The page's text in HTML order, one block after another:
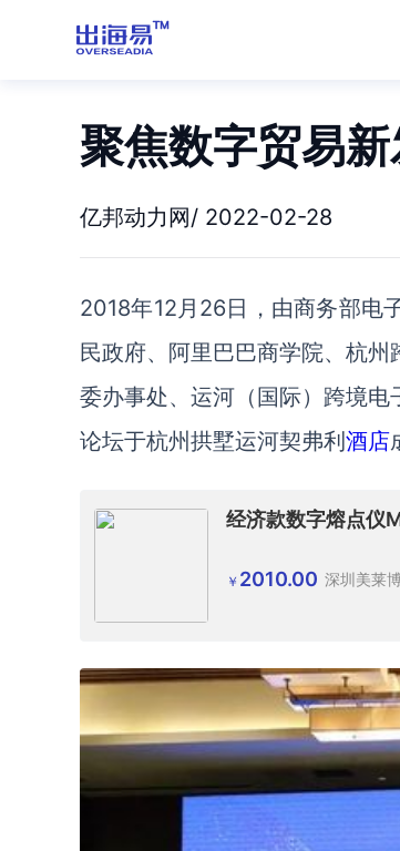
聚焦数字贸易
亿邦动力网/ 2022-02-28
2018年12月26日，由商务部电
民政府、阿里巴巴商学院、杭
委办事处、运河（国际）跨境
论坛于杭州拱墅运河契弗利酒店
经济款数字熔点仪
￥ 2010.00 深圳美莱